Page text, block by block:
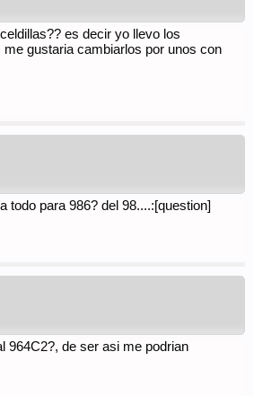
es decir yo llevo los
me gustaria cambiarlos por unos con
todo para 986? del 98....:[question]
964C2?, de ser asi me podrian